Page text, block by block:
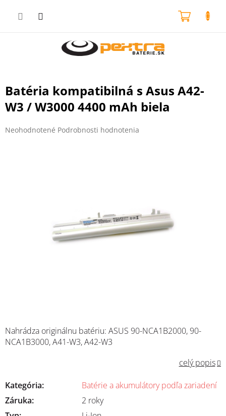
Batéria kompatibilná s Asus A42-
W3 / W3000 4400 mAh biela
Priemerné
Neohodnotené Podrobnosti hodnotenia
Nahrádza originálnu batériu: ASUS 90-NCA1B2000, 90-
NCA1B3000, A41-W3, A42-W3
celý popis
Kategória:
Batérie a akumulátory podľa zariadení
Záruka:
2 roky